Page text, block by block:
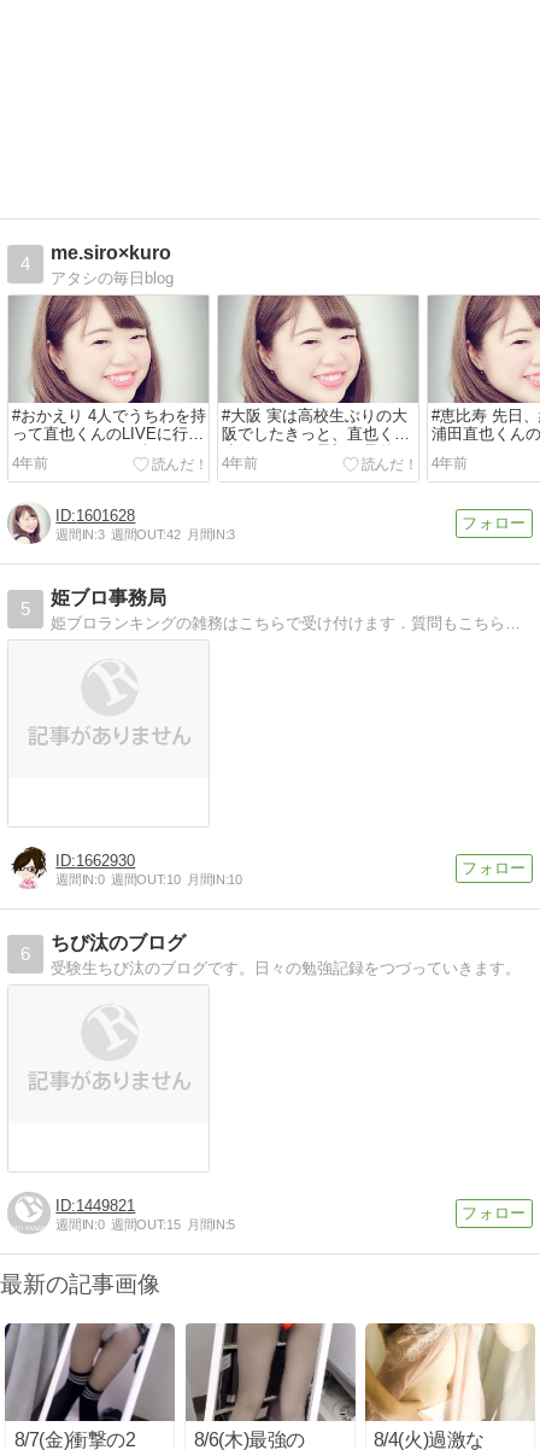
4
me.siro×kuro
アタシの毎日blog
#おかえり 4人でうちわを持
って直也くんのLIVEに行く
こともいくことの楽しみで
ある今...
4年前
#大阪 実は高校生ぶりの大
阪でしたきっと、直也くん
遠征はこれが最初で最後な
気がするんだ...
4年前
#恵比寿 先日
浦田直也くん
てきましたど
を待ち...
4年前
1601628
週間IN:3 週間OUT:42 月間IN:3
5
姫ブロ事務局
姫ブロランキングの雑務はこちらで受け付けます．質問もこちらにお願いします．
1662930
週間IN:0 週間OUT:10 月間IN:10
6
ちび汰のブログ
受験生ちび汰のブログです。日々の勉強記録をつづっていきます。
1449821
週間IN:0 週間OUT:15 月間IN:5
最新の記事画像
8/7(金)衝撃の2 8/6(木)最強の 8/4(火)過激な